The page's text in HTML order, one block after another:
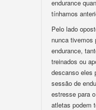
endurance
tínhamos
Pelo lado
nunca tivemos
endurance,
treinados ou
descanso eles
sessão de
estresse para
atletas podem